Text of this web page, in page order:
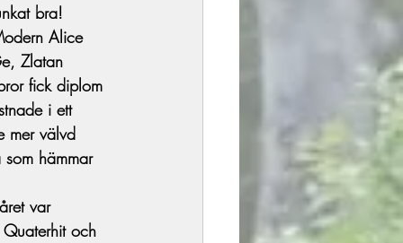
bra!
Alice
Zlatan
fick diplom
i ett
mer välvd
hämmar
var
och